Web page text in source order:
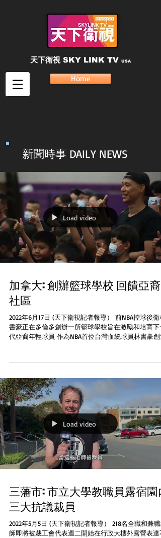
天下衛視 SKY LINK TV USA
Home
新聞時事 DAILY NEWS
Load video
加拿大: 創辦籃球學校 回饋亞裔
社區
2022年6月17日 (天下衛視記者報導） 前NBA控球後衛
書豪正在多倫多創辦一所籃球學校旨在激勵和培育下
代亞裔年輕球員 作為NBA首位台灣血統球員林書豪創
Load video
三藩市: 市立大學教職員露宿園内
三大抗議裁員
2022年5月5日 (天下衛視記者報導） 218名全職和兼職
師即將被裁工會代表週二開始在行政大樓外露營表達